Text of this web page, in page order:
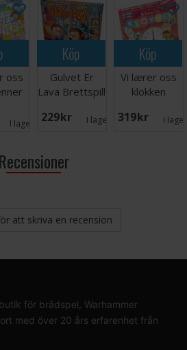
oss
I lager: 3
Köp
Gulvet Er
Lava Brettspill
229 SEK I lager: 5
Köp
Vi lærer oss
klokken
319 SEK I
Recensioner
att skriva en recension
för brädspel, Warhammer
med över 20 års erfarenhet från